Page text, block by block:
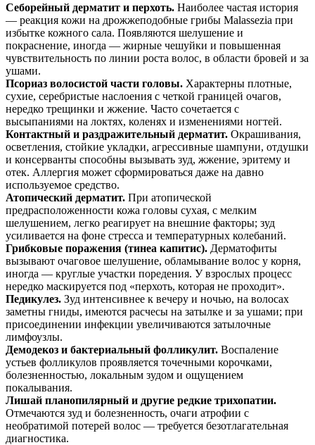
Себорейный дерматит и перхоть. Наиболее частая история
— реакция кожи на дрожжеподобные грибы Malassezia при
избытке кожного сала. Появляются шелушение и
покраснение, иногда — жирные чешуйки и повышенная
чувствительность по линии роста волос, в области бровей и за
ушами.
Псориаз волосистой части головы. Характерны плотные,
сухие, серебристые наслоения с четкой границей очагов,
нередко трещинки и жжение. Часто сочетается с
высыпаниями на локтях, коленях и изменениями ногтей.
Контактный и раздражительный дерматит. Окрашивания,
осветления, стойкие укладки, агрессивные шампуни, отдушки
и консерванты способны вызывать зуд, жжение, эритему и
отек. Аллергия может сформироваться даже на давно
используемое средство.
Атопический дерматит. При атопической
предрасположенности кожа головы сухая, с мелким
шелушением, легко реагирует на внешние факторы; зуд
усиливается на фоне стресса и температурных колебаний.
Грибковые поражения (тинеа капитис). Дерматофиты
вызывают очаговое шелушение, обламывание волос у корня,
иногда — круглые участки поредения. У взрослых процесс
нередко маскируется под «перхоть, которая не проходит».
Педикулез. Зуд интенсивнее к вечеру и ночью, на волосах
заметны гниды, имеются расчесы на затылке и за ушами; при
присоединении инфекции увеличиваются затылочные
лимфоузлы.
Демодекоз и бактериальный фолликулит. Воспаление
устьев фолликулов проявляется точечными корочками,
болезненностью, локальным зудом и ощущением
покалывания.
Лишай планопилярный и другие редкие трихопатии.
Отмечаются зуд и болезненность, очаги атрофии с
необратимой потерей волос — требуется безотлагательная
диагностика.